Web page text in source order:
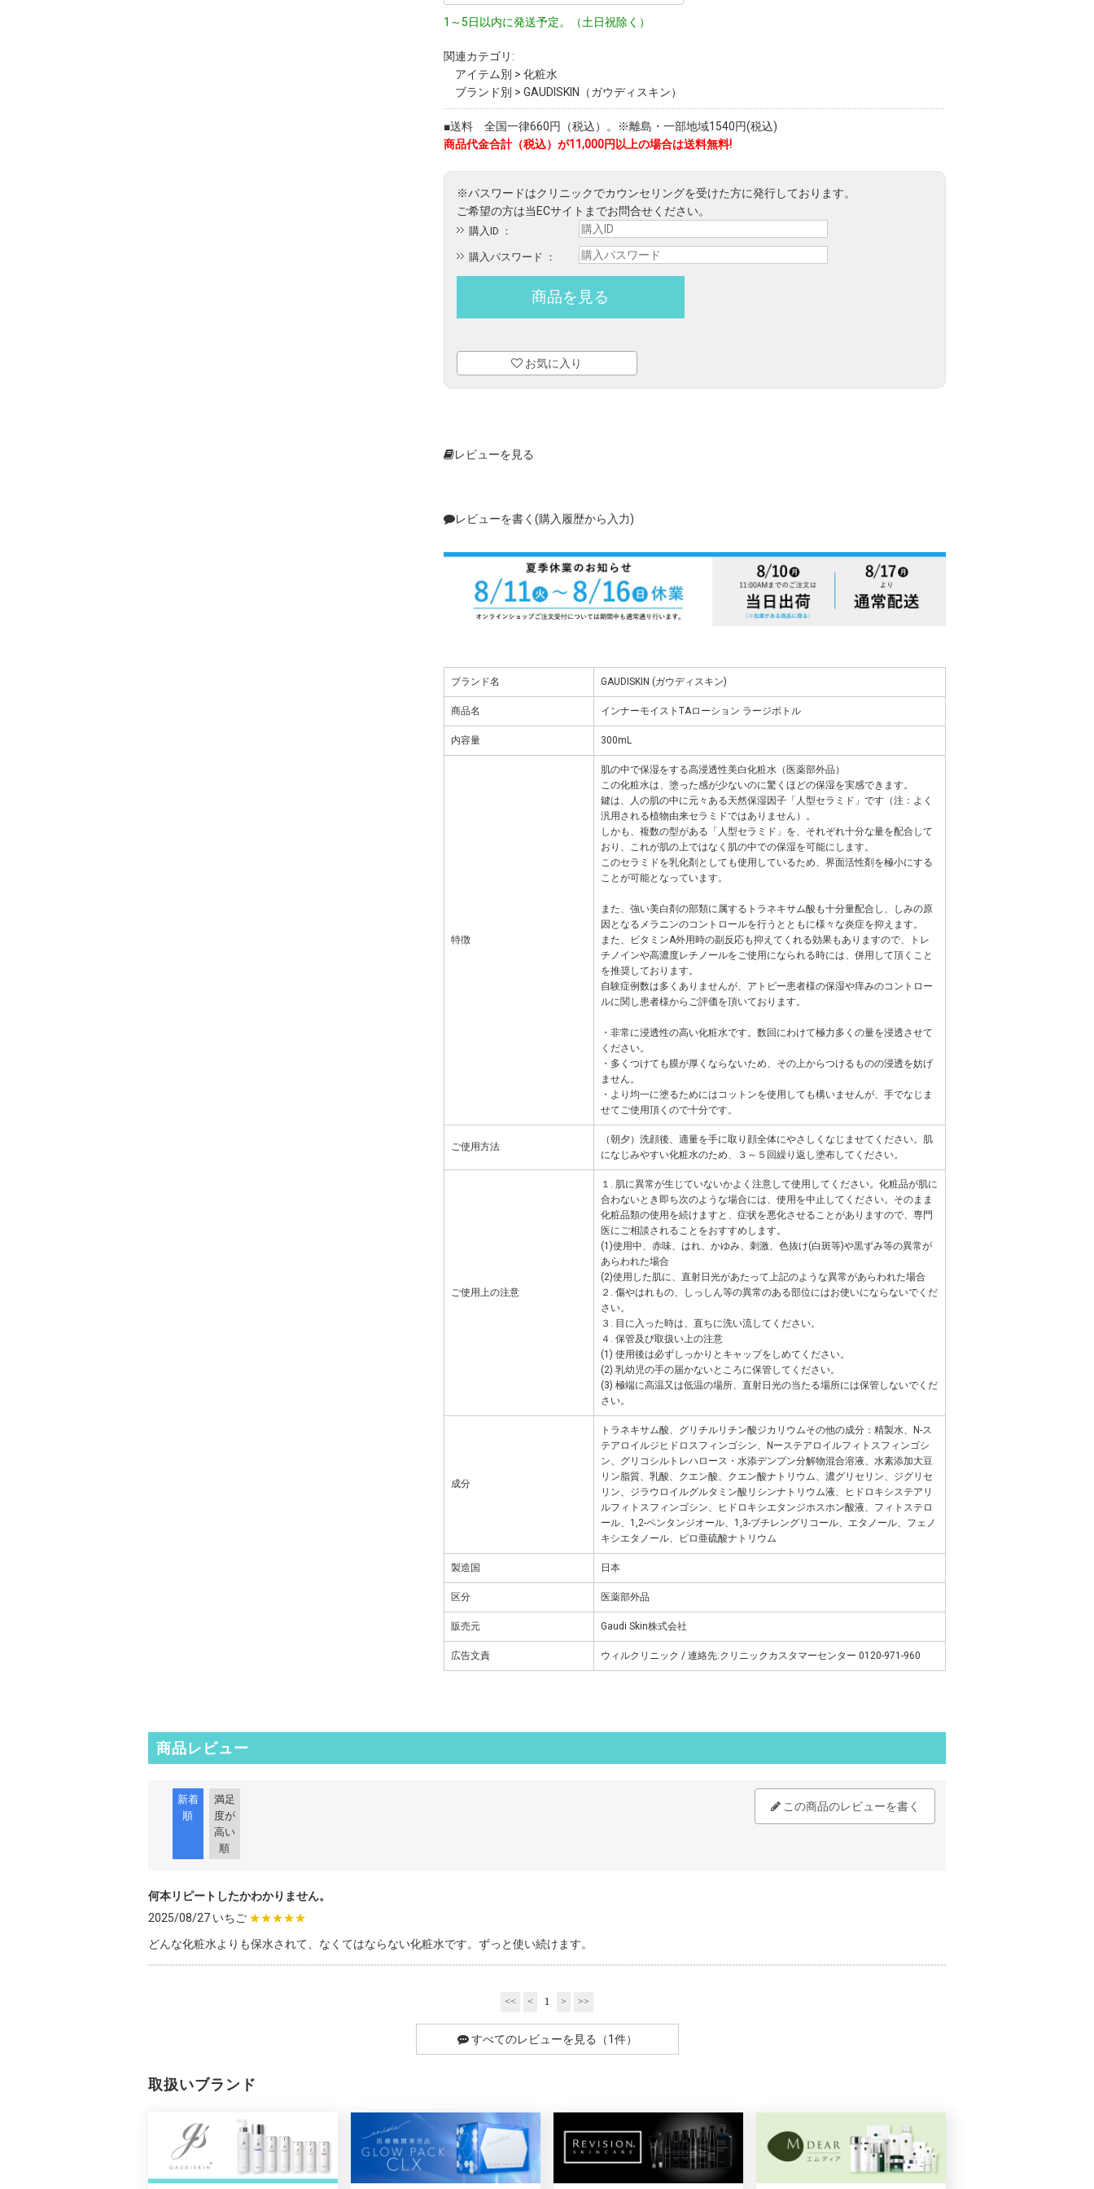
1～5日以内に発送予定。（土日祝除く）
関連カテゴリ:
アイテム別 > 化粧水
ブランド別 > GAUDISKIN（ガウディスキン）
■送料 全国一律660円（税込）。※離島・一部地域1540円(税込)
商品代金合計（税込）が11,000円以上の場合は送料無料!
購入ID ：
購入パスワード ：
お気に入り
レビューを見る
レビューを書く(購入履歴から入力)
ブランド名 GAUDISKIN (ガウディスキン)
商品名 インナーモイストTAローション ラージボトル
内容量 300mL
特徴
肌の中で保湿をする高浸透性美白化粧水（医薬部外品）
この化粧水は、塗った感が少ないのに驚くほどの保湿を実感できます。
鍵は、人の肌の中に元々ある天然保湿因子「人型セラミド」です（注：よく
汎用される植物由来セラミドではありません）。
しかも、複数の型がある「人型セラミド」を、それぞれ十分な量を配合して
おり、これが肌の上ではなく肌の中での保湿を可能にします。
このセラミドを乳化剤としても使用しているため、界面活性剤を極小にする
ことが可能となっています。
また、強い美白剤の部類に属するトラネキサム酸も十分量配合し、しみの原
因となるメラニンのコントロールを行うとともに様々な炎症を抑えます。
また、ビタミンA外用時の副反応も抑えてくれる効果もありますので、トレ
チノインや高濃度レチノールをご使用になられる時には、併用して頂くこと
を推奨しております。
自験症例数は多くありませんが、アトピー患者様の保湿や痒みのコントロー
ルに関し患者様からご評価を頂いております。
・非常に浸透性の高い化粧水です。数回にわけて極力多くの量を浸透させて
ください。
・多くつけても膜が厚くならないため、その上からつけるものの浸透を妨げ
ません。
・より均一に塗るためにはコットンを使用しても構いませんが、手でなじま
せてご使用頂くので十分です。
ご使用方法
（朝夕）洗顔後、適量を手に取り顔全体にやさしくなじませてください。肌
になじみやすい化粧水のため、３～５回繰り返し塗布してください。
ご使用上の注意
１. 肌に異常が生じていないかよく注意して使用してください。化粧品が肌に
合わないとき即ち次のような場合には、使用を中止してください。そのまま
化粧品類の使用を続けますと、症状を悪化させることがありますので、専門
医にご相談されることをおすすめします。
(1)使用中、赤味、はれ、かゆみ、刺激、色抜け(白斑等)や黒ずみ等の異常が
あらわれた場合
(2)使用した肌に、直射日光があたって上記のような異常があらわれた場合
２. 傷やはれもの、しっしん等の異常のある部位にはお使いにならないでくだ
さい。
３. 目に入った時は、直ちに洗い流してください。
４. 保管及び取扱い上の注意
(1) 使用後は必ずしっかりとキャップをしめてください。
(2) 乳幼児の手の届かないところに保管してください。
(3) 極端に高温又は低温の場所、直射日光の当たる場所には保管しないでくだ
さい。
成分
トラネキサム酸、グリチルリチン酸ジカリウムその他の成分：精製水、N-ス
テアロイルジヒドロスフィンゴシン、Nーステアロイルフィトスフィンゴシ
ン、グリコシルトレハロース・水添デンプン分解物混合溶液、水素添加大豆
リン脂質、乳酸、クエン酸、クエン酸ナトリウム、濃グリセリン、ジグリセ
リン、ジラウロイルグルタミン酸リシンナトリウム液、ヒドロキシステアリ
ルフィトスフィンゴシン、ヒドロキシエタンジホスホン酸液、フィトステロ
ール、1,2-ペンタンジオール、1,3-ブチレングリコール、エタノール、フェノ
キシエタノール、ピロ亜硫酸ナトリウム
製造国 日本
区分 医薬部外品
販売元 Gaudi Skin株式会社
広告文責 ウィルクリニック / 連絡先:クリニックカスタマーセンター 0120-971-960
商品レビュー
新着
順
満足
度が
高い
順
この商品のレビューを書く
何本リピートしたかわかりません。
2025/08/27 いちご ★★★★★
どんな化粧水よりも保水されて、なくてはならない化粧水です。ずっと使い続けます。
<< < 1 > >>
すべてのレビューを見る（1件）
取扱いブランド